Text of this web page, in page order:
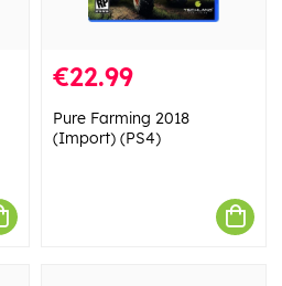
€22.99
Pure Farming 2018
(Import) (PS4)